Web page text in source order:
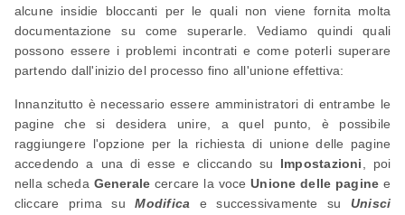
alcune insidie bloccanti per le quali non viene fornita molta
documentazione su come superarle. Vediamo quindi quali
possono essere i problemi incontrati e come poterli superare
partendo dall'inizio del processo fino all'unione effettiva:
Innanzitutto è necessario essere amministratori di entrambe le
pagine che si desidera unire, a quel punto, è possibile
raggiungere l'opzione per la richiesta di unione delle pagine
accedendo a una di esse e cliccando su Impostazioni , poi
nella scheda Generale cercare la voceUnione delle pagine e
cliccare prima suModifica e successivamente suUnisci